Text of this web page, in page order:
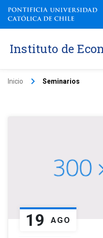
Instituto de
Inicio keyboard_arrow_right Seminarios
19 AGO